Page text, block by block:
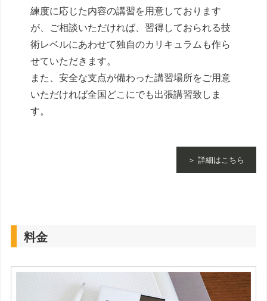
練度に応じた内容の講習を用意しております
が、ご相談いただければ、習得しておられる技
術レベルにあわせて独自のカリキュラムも作ら
せていただきます。
また、安全な支点が備わった講習場所をご用意
いただければ全国どこにでも出張講習致しま
す。
＞ 詳細はこちら
料金